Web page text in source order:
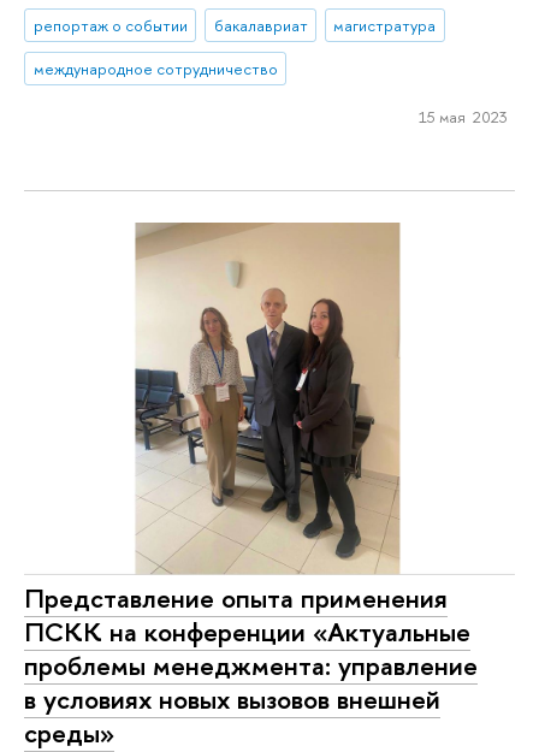
репортаж о событии
бакалавриат
магистратура
международное сотрудничество
15 мая 2023
Представление опыта применения
ПСКК на конференции «Актуальные
проблемы менеджмента: управление
в условиях новых вызовов внешней
среды»